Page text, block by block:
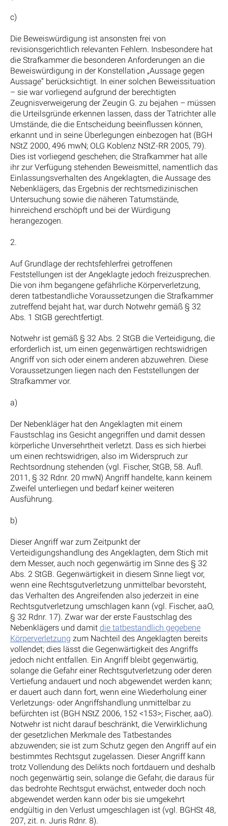
c)
Die Beweiswürdigung ist ansonsten frei von
revisionsgerichtlich relevanten Fehlern. Insbesondere hat
die Strafkammer die besonderen Anforderungen an die
Beweiswürdigung in der Konstellation „Aussage gegen
Aussage“ berücksichtigt. In einer solchen Beweissituation
– sie war vorliegend aufgrund der berechtigten
Zeugnisverweigerung der Zeugin G. zu bejahen – müssen
die Urteilsgründe erkennen lassen, dass der Tatrichter alle
Umstände, die die Entscheidung beeinflussen können,
erkannt und in seine Überlegungen einbezogen hat (BGH
NStZ 2000, 496 mwN; OLG Koblenz NStZ-RR 2005, 79).
Dies ist vorliegend geschehen; die Strafkammer hat alle
ihr zur Verfügung stehenden Beweismittel, namentlich das
Einlassungsverhalten des Angeklagten, die Aussage des
Nebenklägers, das Ergebnis der rechtsmedizinischen
Untersuchung sowie die näheren Tatumstände,
hinreichend erschöpft und bei der Würdigung
herangezogen.
2.
Auf Grundlage der rechtsfehlerfrei getroffenen
Feststellungen ist der Angeklagte jedoch freizusprechen.
Die von ihm begangene gefährliche Körperverletzung,
deren tatbestandliche Voraussetzungen die Strafkammer
zutreffend bejaht hat, war durch Notwehr gemäß § 32
Abs. 1 StGB gerechtfertigt.
Notwehr ist gemäß § 32 Abs. 2 StGB die Verteidigung, die
erforderlich ist, um einen gegenwärtigen rechtswidrigen
Angriff von sich oder einem anderen abzuwehren. Diese
Voraussetzungen liegen nach den Feststellungen der
Strafkammer vor.
a)
Der Nebenkläger hat den Angeklagten mit einem
Faustschlag ins Gesicht angegriffen und damit dessen
körperliche Unversehrtheit verletzt. Dass es sich hierbei
um einen rechtswidrigen, also im Widerspruch zur
Rechtsordnung stehenden (vgl. Fischer, StGB, 58. Aufl.
2011, § 32 Rdnr. 20 mwN) Angriff handelte, kann keinem
Zweifel unterliegen und bedarf keiner weiteren
Ausführung.
b)
Dieser Angriff war zum Zeitpunkt der
Verteidigungshandlung des Angeklagten, dem Stich mit
dem Messer, auch noch gegenwärtig im Sinne des § 32
Abs. 2 StGB. Gegenwärtigkeit in diesem Sinne liegt vor,
wenn eine Rechtsgutverletzung unmittelbar bevorsteht,
das Verhalten des Angreifenden also jederzeit in eine
Rechtsgutverletzung umschlagen kann (vgl. Fischer, aaO,
§ 32 Rdnr. 17). Zwar war der erste Faustschlag des
Nebenklägers und damit die tatbestandlich gegebene
Körperverletzung zum Nachteil des Angeklagten bereits
vollendet; dies lässt die Gegenwärtigkeit des Angriffs
jedoch nicht entfallen. Ein Angriff bleibt gegenwärtig,
solange die Gefahr einer Rechtsgutverletzung oder deren
Vertiefung andauert und noch abgewendet werden kann;
er dauert auch dann fort, wenn eine Wiederholung einer
Verletzungs- oder Angriffshandlung unmittelbar zu
befürchten ist (BGH NStZ 2006, 152 <153>; Fischer, aaO).
Notwehr ist nicht darauf beschränkt, die Verwirklichung
der gesetzlichen Merkmale des Tatbestandes
abzuwenden; sie ist zum Schutz gegen den Angriff auf ein
bestimmtes Rechtsgut zugelassen. Dieser Angriff kann
trotz Vollendung des Delikts noch fortdauern und deshalb
noch gegenwärtig sein, solange die Gefahr, die daraus für
das bedrohte Rechtsgut erwächst, entweder doch noch
abgewendet werden kann oder bis sie umgekehrt
endgültig in den Verlust umgeschlagen ist (vgl. BGHSt 48,
207, zit. n. Juris Rdnr. 8).